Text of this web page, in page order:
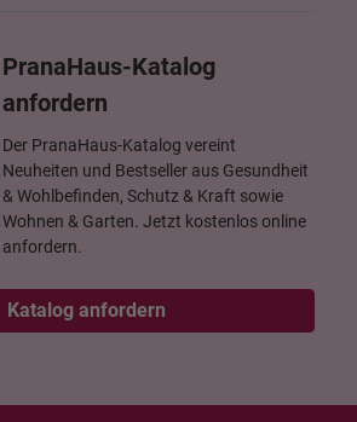
PranaHaus-Katalog
anfordern
Der PranaHaus-Katalog vereint
Neuheiten und Bestseller aus Gesundheit
& Wohlbefinden, Schutz & Kraft sowie
Wohnen & Garten. Jetzt kostenlos online
anfordern.
Katalog anfordern